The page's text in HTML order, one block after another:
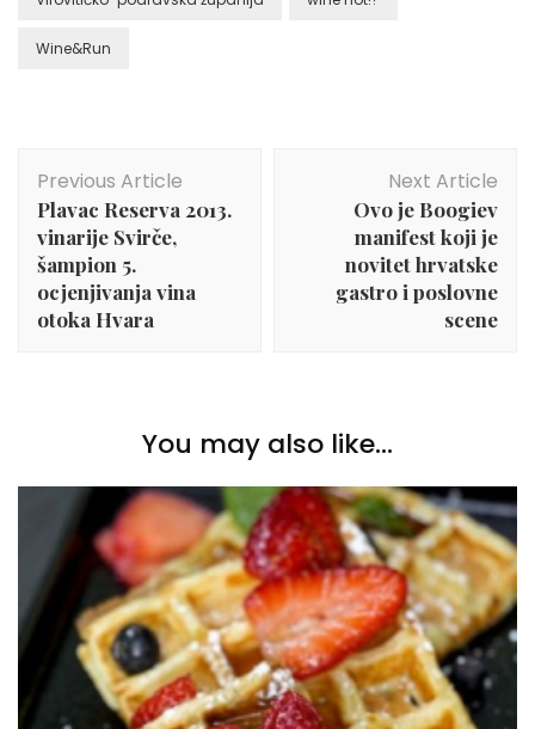
Wine&Run
Navigation
Previous Article
Plavac Reserva 2013.
vinarije Svirče,
šampion 5.
ocjenjivanja vina
otoka Hvara
Next Article
Ovo je Boogiev
manifest koji je
novitet hrvatske
gastro i poslovne
scene
You may also like...